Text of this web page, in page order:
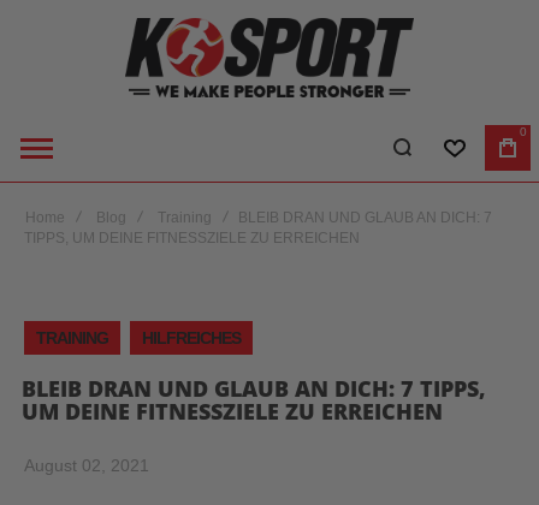
0
Home Blog Training
BLEIB DRAN UND GLAUB AN DICH: 7
TIPPS, UM DEINE FITNESSZIELE ZU ERREICHEN
TRAINING HILFREICHES
BLEIB DRAN UND GLAUB AN DICH: 7 TIPPS,
UM DEINE FITNESSZIELE ZU ERREICHEN
August 02, 2021